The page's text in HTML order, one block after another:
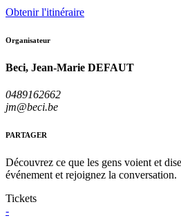
Obtenir l'itinéraire
Organisateur
Beci, Jean-Marie DEFAUT
0489162662
jm@beci.be
PARTAGER
Découvrez ce que les gens voient et
événement et rejoignez la conversation.
Tickets
-